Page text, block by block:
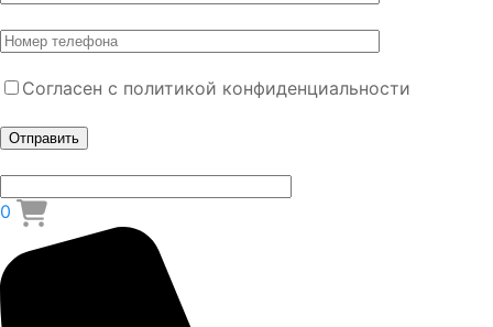
Согласен с политикой конфиденциальности
0